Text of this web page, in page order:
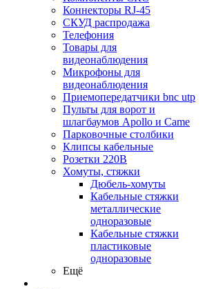
Коннекторы RJ-45
СКУД распродажа
Телефония
Товары для
видеонаблюдения
Микрофоны для
видеонаблюдения
Приемопередатчики bnc utp
Пульты для ворот и
шлагбаумов Apollo и Came
Парковочные столбики
Клипсы кабельные
Розетки 220В
Хомуты, стяжки
Дюбель-хомуты
Кабельные стяжки
металлические
одноразовые
Кабельные стяжки
пластиковые
одноразовые
Ещё